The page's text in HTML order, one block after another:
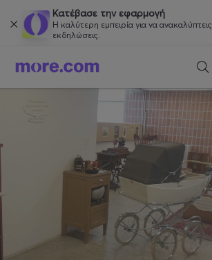
Κατέβασε την εφαρμογή
Η καλύτερη εμπειρία για να ανακαλύπτεις
εκδηλώσεις.